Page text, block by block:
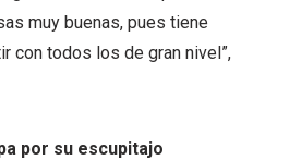
muy buenas, pues tiene
con todos los de gran nivel”,
por su escupitajo